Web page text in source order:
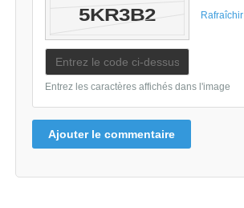
Rafraîchir
Entrez les caractères affichés dans l'image
Ajouter le commentaire